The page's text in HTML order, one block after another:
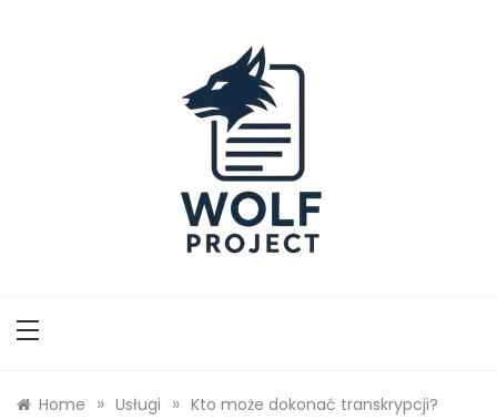
Home » Usługi » Kto może dokonać transkrypcji?